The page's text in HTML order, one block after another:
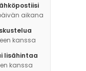
aikana
kanssa
lisähintaa
kanssa